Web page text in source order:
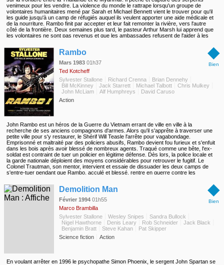
venimeux pour les vendre. La violence du monde le rattrape lorsqu'un groupe de
volontaires humanitaires mené par Sarah et Michael Bennett vient le trouver pour qu'il
les guide jusqu'à un camp de réfugiés auquel ils veulent apporter une aide médicale et
de la nourriture. Rambo finit par accepter et leur fait remonter la rivière, vers l'autre
côté de la frontière. Deux semaines plus tard, le pasteur Arthur Marsh lui apprend que
les volontaires ne sont pas revenus et que les ambassades refusent de l'aider à les
situation...
◆
Bien
Rambo
Mars 1983 01h37
Ted Kotcheff
Sylvester Stallone
Richard Crenna
Brian Dennehy
Bill McKinney
Jack Starrett Michael Talbott
Chris Mulkey
John McLiam
Alf Humphreys
David Caruso
Action
John Rambo est un héros de la Guerre du Vietnam errant de ville en ville à la
recherche de ses anciens compagnons d'armes. Alors qu'il s'apprête à traverser une
petite ville pour s'y restaurer, le Shérif Will Teasle l'arrête pour vagabondage.
Emprisonné et maltraité par des policiers abusifs, Rambo devient fou furieux et s'enfuit
dans les bois après avoir blessé de nombreux agents. Traqué comme une bête, l'ex-
soldat est contraint de tuer un policier en légitime défense. Dès lors, la police locale et
la garde nationale déploient des moyens considérables pour retrouver le fugitif. Le
Colonel Trautman, son mentor, intervient et essaie de dissuader les deux camps de
s'entre-tuer pendant que Rambo, acculé et blessé, rentre en guerre contre les
◆
Bien
Demolition Man
Février 1994 01h55
Marco Brambilla
Sylvester Stallone
Wesley Snipes
Sandra Bullock
Nigel Hawthorne
Denis Leary Rob Schneider
Jack Black
Benjamin Bratt
Steve Kahan
Pat Skipper
Science fiction
Action
En voulant arrêter en 1996 le psychopathe Simon Phoenix, le sergent John Spartan se